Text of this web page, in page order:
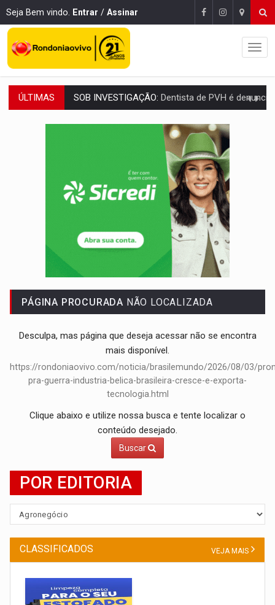
Seja Bem vindo. Entrar / Assinar
ÚLTIMAS ESQUEMA DE FRAUDES:Polícia Civil deflagra a terceira fase da
ASSESSOR FLAGRADO:Empresa e ONG que recebeu R$ 12 mi em emendas
INFLUENCIARIA ELEIÇÕES: Justiça Eleitoral manda tirar vídeo com suposta
CONEXÃO RONDONIAOVIVO:Marcio Barreto, pres. da ABAV-RO, alerta sobre golpes
DA RECICLAGEM AO SUCESSO:A trajetória de superação de
MPF pede condenação do Banco do Brasil por financiar
INFRAESTRUTURA: Vilhena realiza audiência pública sobre
SEM SISTEMA: Falha afeta atendimentos na Policlínica
'OS OLHOS DO BRASIL':
PÁGINA PROCURADA NÃO LOCALIZADA
Desculpa, mas página que deseja acessar não se encontra
mais disponível.
https://rondoniaovivo.com/noticia/brasilemundo/2026/08/03/
pra-guerra-industria-belica-brasileira-cresce-e-exporta-
tecnologia.html
Clique abaixo e utilize nossa busca e tente localizar o
conteúdo desejado.
Buscar
POR EDITORIA
CLASSIFICADOS VEJA MAIS